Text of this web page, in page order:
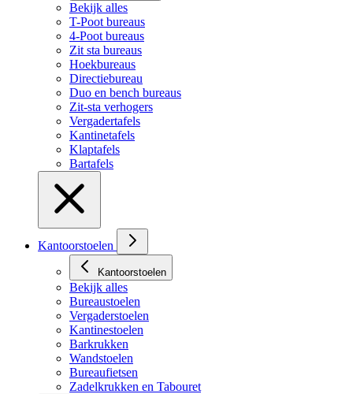
Bekijk alles
T-Poot bureaus
4-Poot bureaus
Zit sta bureaus
Hoekbureaus
Directiebureau
Duo en bench bureaus
Zit-sta verhogers
Vergadertafels
Kantinetafels
Klaptafels
Bartafels
Kantoorstoelen
Kantoorstoelen
Bekijk alles
Bureaustoelen
Vergaderstoelen
Kantinestoelen
Barkrukken
Wandstoelen
Bureaufietsen
Zadelkrukken en Tabouret